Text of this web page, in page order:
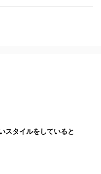
スタイルをしていると